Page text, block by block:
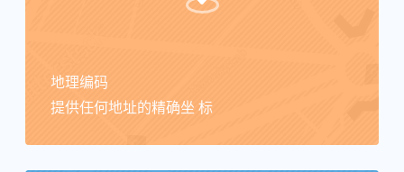
地理编码
提供任何地址的精确坐 标